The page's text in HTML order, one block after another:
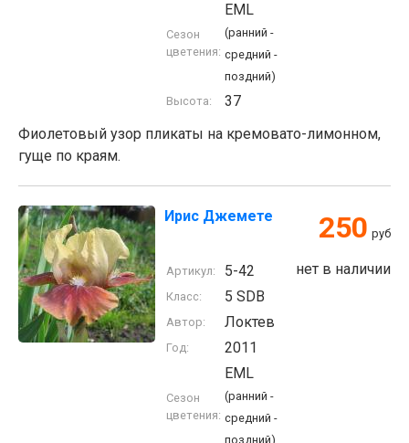
Сезон
цветения:
EML
(ранний -
средний -
поздний)
Высота:
37
Фиолетовый узор пликаты на кремовато-лимонном,
гуще по краям.
Ирис Джемете 250 руб
нет в наличии
Артикул: 5-42
Класс: 5 SDB
Автор: Локтев
Год: 2011
Сезон
цветения:
EML
(ранний -
средний -
поздний)